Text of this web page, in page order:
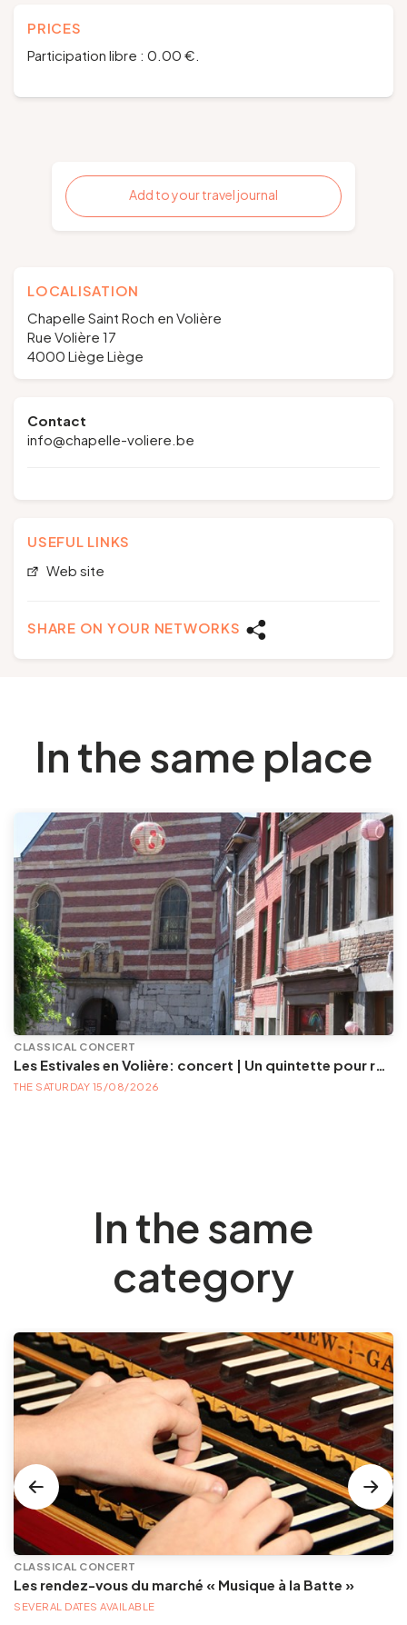
PRICES
Participation libre : 0.00 €.
Add to your travel journal
LOCALISATION
Chapelle Saint Roch en Volière
Rue Volière 17
4000 Liège Liège
Contact
info@chapelle-voliere.be
USEFUL LINKS
Web site
SHARE ON YOUR NETWORKS
In the same place
CLASSICAL CONCERT
Les Estivales en Volière: concert | Un quintette pour redécouvrir le célèbre musicien Telemann
THE SATURDAY 15/08/2026
In the same
category
CLASSICAL CONCERT
Les rendez-vous du marché « Musique à la Batte »
SEVERAL DATES AVAILABLE